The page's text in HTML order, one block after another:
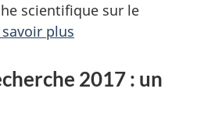
scientifique sur le
plus
2017 : un